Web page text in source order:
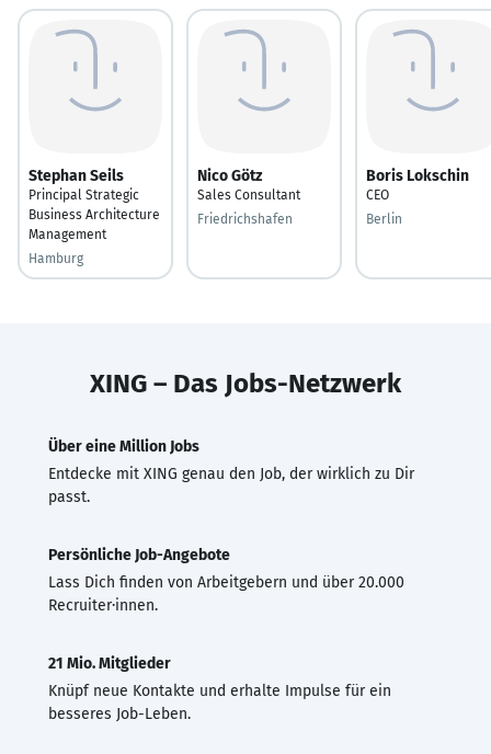
Stephan Seils
Principal Strategic
Business Architecture
Management
Hamburg
Nico Götz
Sales Consultant
Friedrichshafen
Boris Lokschin
CEO
Berlin
XING – Das Jobs-Netzwerk
Über eine Million Jobs
Entdecke mit XING genau den Job, der wirklich zu Dir
passt.
Persönliche Job-Angebote
Lass Dich finden von Arbeitgebern und über 20.000
Recruiter·innen.
21 Mio. Mitglieder
Knüpf neue Kontakte und erhalte Impulse für ein
besseres Job-Leben.